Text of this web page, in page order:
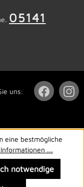
05141
uns:
eine bestmögliche
...
notwendige